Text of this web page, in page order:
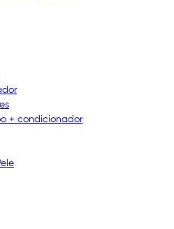
+ condicionador